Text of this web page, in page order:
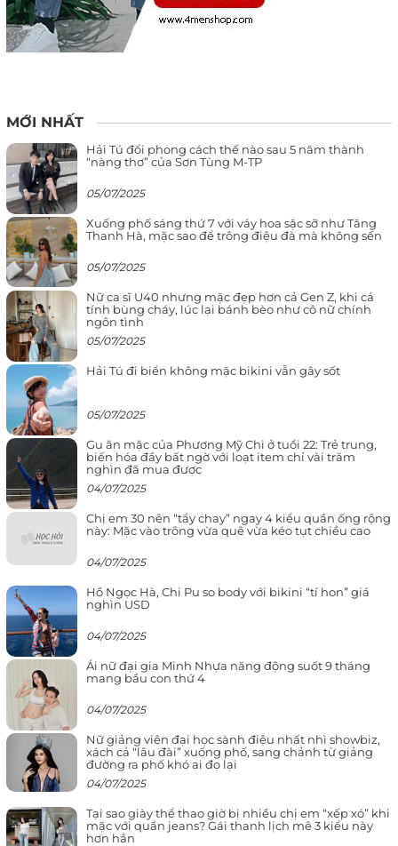
MỚI NHẤT
Hải Tú đổi phong cách thế nào sau 5 năm thành
“nàng thơ” của Sơn Tùng M-TP
05/07/2025
Xuống phố sáng thứ 7 với váy hoa sặc sỡ như Tăng
Thanh Hà, mặc sao để trông điệu đà mà không sến
05/07/2025
Nữ ca sĩ U40 nhưng mặc đẹp hơn cả Gen Z, khi cá
tính bùng cháy, lúc lại bánh bèo như cô nữ chính
ngôn tình
05/07/2025
Hải Tú đi biển không mặc bikini vẫn gây sốt
05/07/2025
Gu ăn mặc của Phương Mỹ Chi ở tuổi 22: Trẻ trung,
biến hóa đầy bất ngờ với loạt item chỉ vài trăm
nghìn đã mua được
04/07/2025
Chị em 30 nên “tẩy chay” ngay 4 kiểu quần ống rộng
này: Mặc vào trông vừa quê vừa kéo tụt chiều cao
04/07/2025
Hồ Ngọc Hà, Chi Pu so body với bikini “tí hon” giá
nghìn USD
04/07/2025
Ái nữ đại gia Minh Nhựa năng động suốt 9 tháng
mang bầu con thứ 4
04/07/2025
Nữ giảng viên đại học sành điệu nhất nhì showbiz,
xách cả “lâu đài” xuống phố, sang chảnh từ giảng
đường ra phố khó ai đọ lại
04/07/2025
Tại sao giày thể thao giờ bị nhiều chị em “xếp xó” khi
mặc với quần jeans? Gái thanh lịch mê 3 kiểu này
hơn hẳn